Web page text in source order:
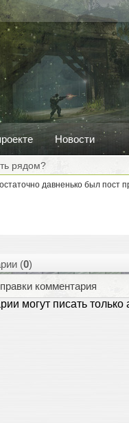
Новости
рядом?
давненько был пост
(0)
комментария
могут писать